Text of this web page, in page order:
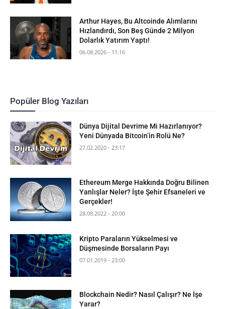
Arthur Hayes, Bu Altcoinde Alımlarını
Hızlandırdı, Son Beş Günde 2 Milyon
Dolarlık Yatırım Yaptı!
06.08.2026 - 11:16
Popüler Blog Yazıları
Dünya Dijital Devrime Mi Hazırlanıyor?
Yeni Dünyada Bitcoin’in Rolü Ne?
27.02.2020 - 23:17
Ethereum Merge Hakkında Doğru Bilinen
Yanlışlar Neler? İşte Şehir Efsaneleri ve
Gerçekler!
28.08.2022 - 20:00
Kripto Paraların Yükselmesi ve
Düşmesinde Borsaların Payı
07.01.2019 - 23:00
Blockchain Nedir? Nasıl Çalışır? Ne İşe
Yarar?